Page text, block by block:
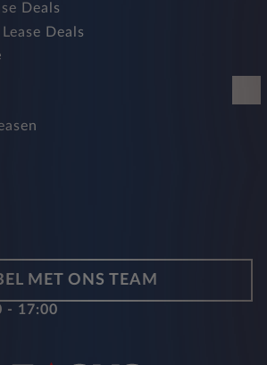
Deals
Deals
MET ONS TEAM
- 17:00